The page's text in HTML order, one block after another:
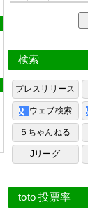
検索
プレスリリース
ウェブ検索
５ちゃんねる
Jリーグ
toto 投票率